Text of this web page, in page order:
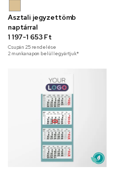
Asztali jegyzettömb
naptárral
1 197-1 653 Ft
Csupán25rendelése
2 munkanapon belül legyártjuk*